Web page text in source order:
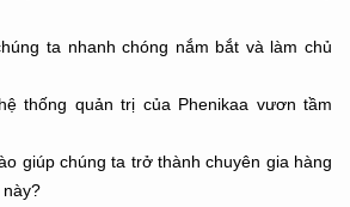
ta nhanh chóng nắm bắt và làm chủ
thống quản trị của Phenikaa vươn tầm
giúp chúng ta trở thành chuyên gia hàng